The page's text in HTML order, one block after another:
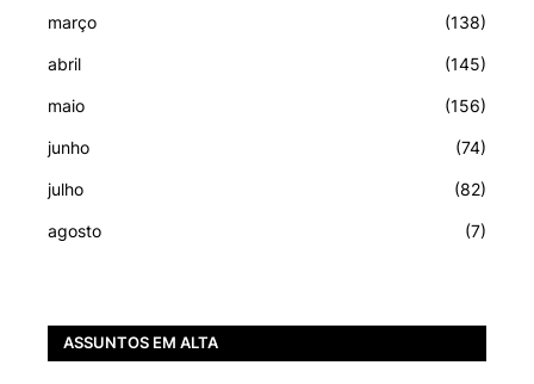
março (138)
abril (145)
maio (156)
junho (74)
julho (82)
agosto (7)
ASSUNTOS EM ALTA